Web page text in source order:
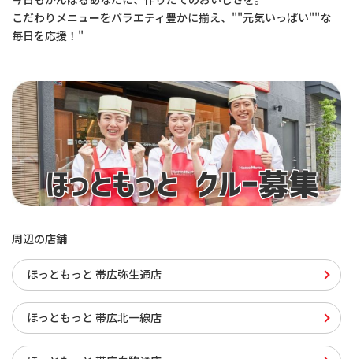
こだわりメニューをバラエティ豊かに揃え、""元気いっぱい""な
毎日を応援！"
周辺の店舗
ほっともっと 帯広弥生通店
ほっともっと 帯広北一線店